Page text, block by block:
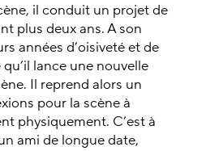
il conduit un projet de
plus deux ans. A son
années d’oisiveté et de
lance une nouvelle
Il reprend alors un
pour la scène à
physiquement. C’est à
ami de longue date,